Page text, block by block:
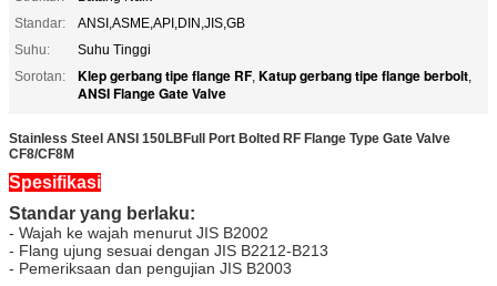
Standar:
ANSI,ASME,API,DIN,JIS,GB
Suhu:
Suhu Tinggi
Sorotan:
Klep gerbang tipe flange RF, Katup gerbang tipe flange berbolt,
ANSI Flange Gate Valve
Stainless Steel ANSI 150LBFull Port Bolted RF Flange Type Gate Valve
CF8/CF8M
Spesifikasi
Standar yang berlaku:
- Wajah ke wajah menurut JIS B2002
- Flang ujung sesuai dengan JIS B2212-B213
- Pemeriksaan dan pengujian JIS B2003